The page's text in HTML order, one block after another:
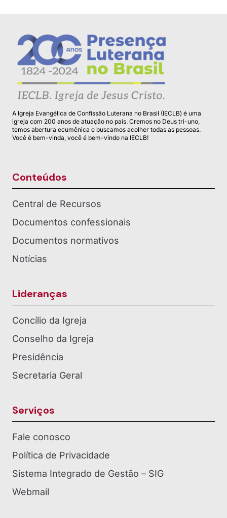
A Igreja Evangélica de Confissão Luterana no Brasil (IECLB) é uma
igreja com 200 anos de atuação no país. Cremos no Deus tri-uno,
temos abertura ecumênica e buscamos acolher todas as pessoas.
Você é bem-vinda, você é bem-vindo na IECLB!
Conteúdos
Central de Recursos
Documentos confessionais
Documentos normativos
Notícias
Lideranças
Concílio da Igreja
Conselho da Igreja
Presidência
Secretaria Geral
Serviços
Fale conosco
Política de Privacidade
Sistema Integrado de Gestão – SIG
Webmail